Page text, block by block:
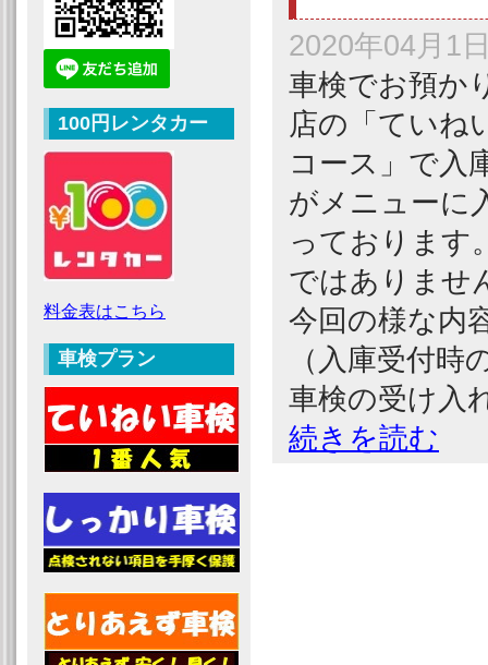
2020年04月1
車検でお預か
店の「ていね
コース」で入
がメニューに
っております
ではありませ
今回の様な内
（入庫受付
車検の受け入
続きを読む
100円レンタカー
料金表はこちら
車検プラン